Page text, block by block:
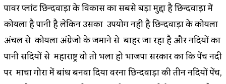
पावर प्लांट छिन्दवाड़ा के विकास का सबसे बड़ा मुद्दा है छिन्दवाड़ा में
कोयला है पानी है लेकिन उसका उपयोग नही है छिन्दवाड़ा के कोयला
अंचल से कोयला अंग्रेजो के जमाने से बाहर जा रहा है और नदियों का
पानी सदियों से महाराष्ट्र वो तो भला हो भाजपा सरकार का कि पेंच नदी
पर माचा गोरा में बांध बनवा दिया वरना छिन्दवाड़ा की तीन नदियों पेंच,